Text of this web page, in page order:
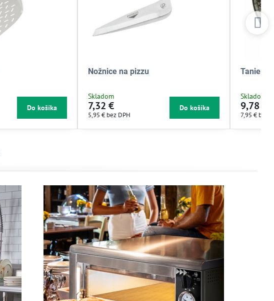
Do košíka
Nožnice na pizzu
Skladom
7,32 €
5,95 € bez DPH
Do košíka
Tanier
Skladom
9,78 €
7,95 € bez